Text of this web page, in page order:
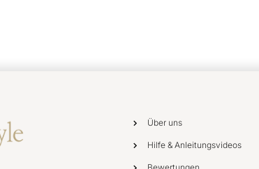
Über uns
Hilfe & Anleitungsvideos